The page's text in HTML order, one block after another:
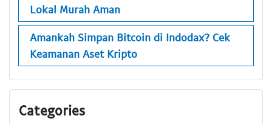
Lokal Murah Aman
Amankah Simpan Bitcoin di Indodax? Cek
Keamanan Aset Kripto
Categories